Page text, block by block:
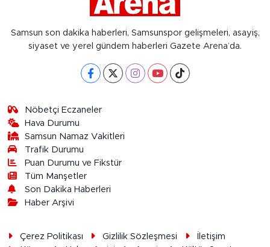
Samsun son dakika haberleri, Samsunspor gelişmeleri, asayiş,
siyaset ve yerel gündem haberleri Gazete Arena’da.
Nöbetçi Eczaneler
Hava Durumu
Samsun Namaz Vakitleri
Trafik Durumu
Puan Durumu ve Fikstür
Tüm Manşetler
Son Dakika Haberleri
Haber Arşivi
Çerez Politikası Gizlilik Sözleşmesi
İletişim